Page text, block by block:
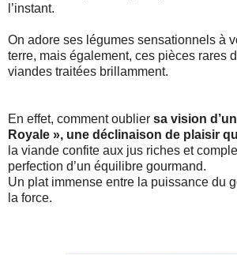
l’instant.
On adore ses légumes sensationnels à
terre, mais également, ces pièces rares
viandes traitées brillamment.
En effet, comment oublier sa vision
Royale », une déclinaison de plaisir
la viande confite aux jus riches et
perfection d’un équilibre gourmand.
Un plat immense entre la puissance du
la force.